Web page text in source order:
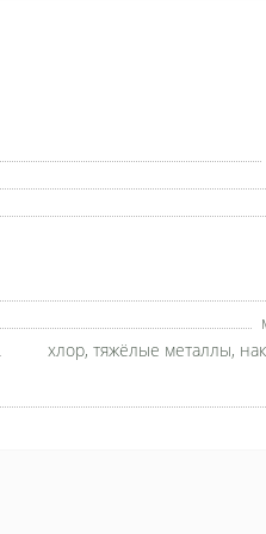
хлор, тяжёлые металлы,